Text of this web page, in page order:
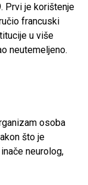
Prvi je korištenje
francuski
u više
neutemeljeno.
osoba
što je
neurolog,